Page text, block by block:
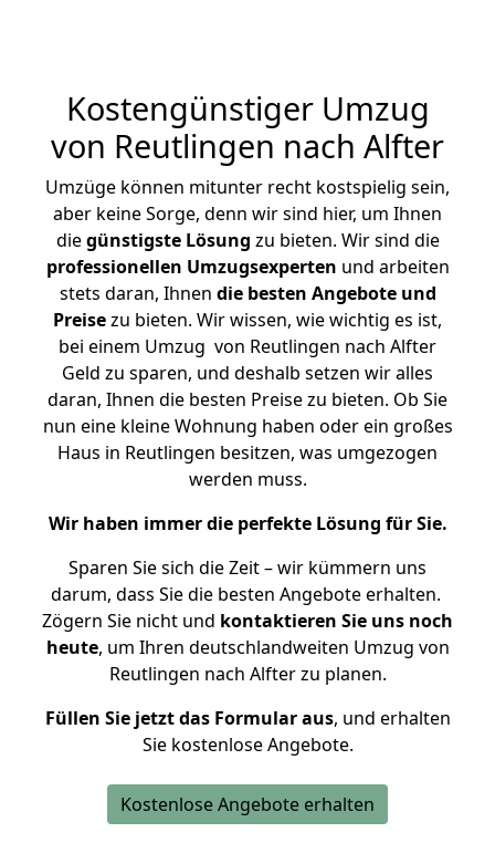
Kostengünstiger Umzug
von Reutlingen nach Alfter
Umzüge können mitunter recht kostspielig sein,
aber keine Sorge, denn wir sind hier, um Ihnen
diegünstigste Lösung zu bieten. Wir sind die
professionellen Umzugsexperten und arbeiten
stets daran, Ihnen die besten Angebote und
Preisezu bieten. Wir wissen, wie wichtig es ist,
bei einem Umzug von Reutlingen nach Alfter
Geld zu sparen, und deshalb setzen wir alles
daran, Ihnen die besten Preise zu bieten. Ob Sie
nun eine kleine Wohnung haben oder ein großes
Haus in Reutlingen besitzen, was umgezogen
werden muss.
Wir haben immer die perfekte Lösung für Sie.
Sparen Sie sich die Zeit – wir kümmern uns
darum, dass Sie die besten Angebote erhalten.
Zögern Sie nicht und kontaktieren Sie uns noch
heute, um Ihren deutschlandweiten Umzug von
Reutlingen nach Alfter zu planen.
Füllen Sie jetzt das Formular aus, und erhalten
Sie kostenlose Angebote.
Kostenlose Angebote erhalten